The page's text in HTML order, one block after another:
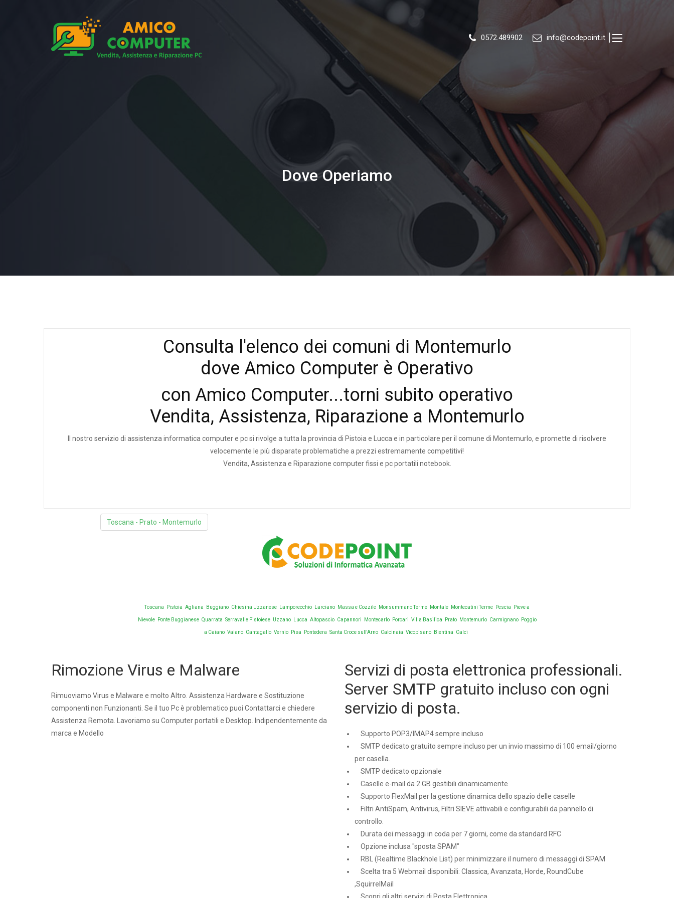
0572.489902 info@codepoint.it
Dove Operiamo
Consulta l'elenco dei comuni di Montemurlo
dove Amico Computer è Operativo
con Amico Computer...torni subito operativo
Vendita, Assistenza, Riparazione a Montemurlo
Il nostro servizio di assistenza informatica computer e pc si rivolge a tutta la provincia di Pistoia e Lucca e in particolare per il comune di Montemurlo, e promette di risolvere
velocemente le più disparate problematiche a prezzi estremamente competitivi!
Vendita, Assistenza e Riparazione computer fissi e pc portatili notebook.
Toscana - Prato - Montemurlo
Toscana Pistoia Agliana Buggiano Chiesina Uzzanese Lamporecchio Larciano Massa e Cozzile Monsummano Terme Montale Montecatini Terme Pescia Pieve a
Nievole Ponte Buggianese Quarrata Serravalle Pistoiese Uzzano Lucca Altopascio Capannori Montecarlo Porcari Villa Basilica Prato Montemurlo Carmignano Poggio
a Caiano Vaiano Cantagallo Vernio Pisa Pontedera Santa Croce sull'Arno Calcinaia Vicopisano Bientina Calci
Rimozione Virus e Malware
Rimuoviamo Virus e Malware e molto Altro. Assistenza Hardware e Sostituzione
componenti non Funzionanti. Se il tuo Pc è problematico puoi Contattarci e chiedere
Assistenza Remota. Lavoriamo su Computer portatili e Desktop. Indipendentemente da
marca e Modello
Servizi di posta elettronica professionali.
Server SMTP gratuito incluso con ogni
servizio di posta.
Supporto POP3/IMAP4 sempre incluso
SMTP dedicato gratuito sempre incluso per un invio massimo di 100 email/giorno
per casella.
SMTP dedicato opzionale
Caselle e-mail da 2 GB gestibili dinamicamente
Supporto FlexMail per la gestione dinamica dello spazio delle caselle
Filtri AntiSpam, Antivirus, Filtri SIEVE attivabili e configurabili da pannello di
controllo.
Durata dei messaggi in coda per 7 giorni, come da standard RFC
Opzione inclusa "sposta SPAM"
RBL (Realtime Blackhole List) per minimizzare il numero di messaggi di SPAM
Scelta tra 5 Webmail disponibili: Classica, Avanzata, Horde, RoundCube
,SquirrelMail